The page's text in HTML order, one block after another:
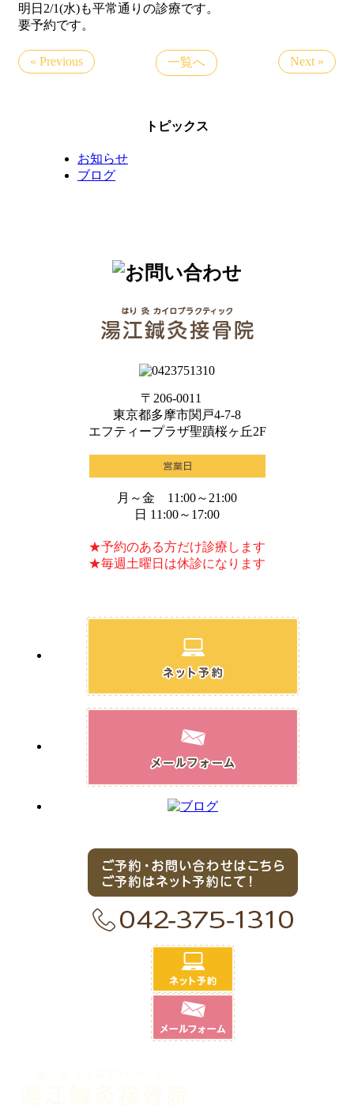
明日2/1(水)も平常通りの診療です。
要予約です。
« Previous 一覧へ Next »
トピックス
お知らせ
ブログ
〒206-0011
東京都多摩市関戸4-7-8
エフティープラザ聖蹟桜ヶ丘2F
月～金 11:00～21:00
日 11:00～17:00
★予約のある方だけ診療します
★毎週土曜日は休診になります